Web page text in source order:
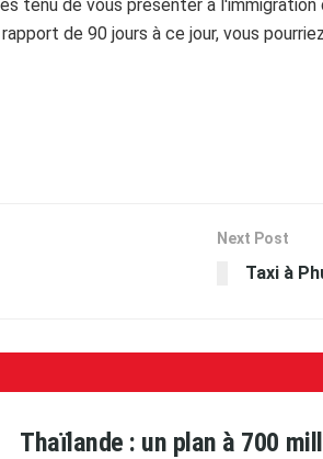
tenu de vous présenter à
de 90 jours à ce jour, vous
Next Post
Taxi à
Thaïlande : un plan à 700